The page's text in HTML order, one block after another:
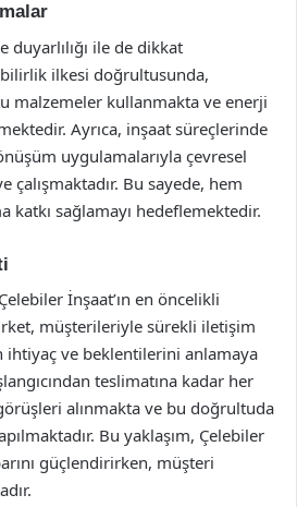
duyarlılığı ile de dikkat
ilkesi doğrultusunda,
malzemeler kullanmakta ve enerji
Ayrıca, inşaat süreçlerinde
uygulamalarıyla çevresel
Bu sayede, hem
katkı sağlamayı hedeflemektedir.
İnşaat’ın en öncelikli
müşterileriyle sürekli iletişim
ihtiyaç ve beklentilerini anlamaya
teslimatına kadar her
alınmakta ve bu doğrultuda
Bu yaklaşım, Çelebiler
güçlendirirken, müşteri